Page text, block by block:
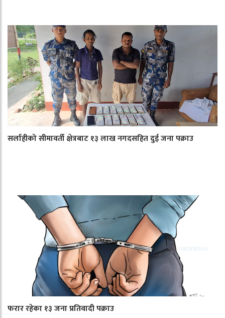
सर्लाहीको सीमावर्ती क्षेत्रबाट १३ लाख नगदसहित दुई जना पक्राउ
फरार रहेका १३ जना प्रतिवादी पक्राउ